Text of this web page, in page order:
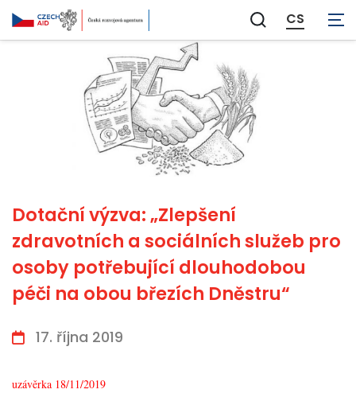
Zobrazit
vyhledávání
CS
Dotační výzva: „Zlepšení
zdravotních a sociálních služeb pro
osoby potřebující dlouhodobou
péči na obou březích Dněstru“
17. října 2019
uzávěrka 18/11/2019